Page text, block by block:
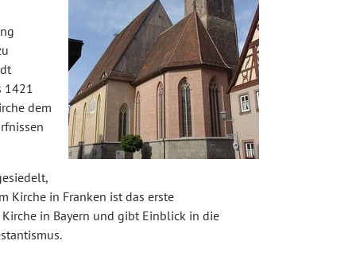
1421
dem
Kirche in Franken ist das erste
in Bayern und gibt Einblick in die